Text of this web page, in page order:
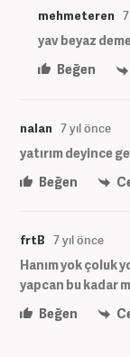
mehmeteren
yav beyaz
Beğen
nalan 7 yıl önce
yatırım deyince
Beğen
frtB 7 yıl önce
Hanım yok çoluk
yapcan bu kadar
Beğen